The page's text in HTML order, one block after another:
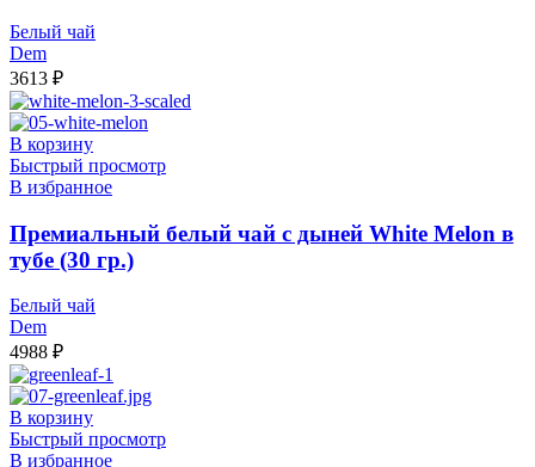
Белый чай
Dem
3613 ₽
В корзину
Быстрый просмотр
В избранное
Премиальный белый чай с дыней White Melon в
тубе (30 гр.)
Белый чай
Dem
4988 ₽
В корзину
Быстрый просмотр
В избранное